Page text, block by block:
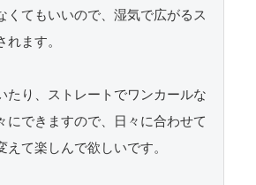
くてもいいので、湿気で広がるス
れます。
たり、ストレートでワンカールな
にできますので、日々に合わせて
えて楽しんで欲しいです。